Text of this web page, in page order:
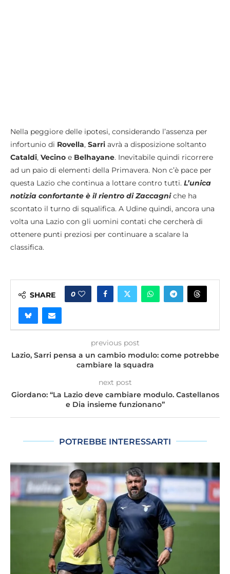
Nella peggiore delle ipotesi, considerando l’assenza per
infortunio di Rovella, Sarri avrà a disposizione soltanto
Cataldi, Vecino e Belhayane. Inevitabile quindi ricorrere
ad un paio di elementi della Primavera. Non c’è pace per
questa Lazio che continua a lottare contro tutti. L’unica
notizia confortante è il rientro di Zaccagniche ha
scontato il turno di squalifica. A Udine quindi, ancora una
volta una Lazio con gli uomini contati che cercherà di
ottenere punti preziosi per continuare a scalare la
classifica.
SHARE 0
previous post
Lazio, Sarri pensa a un cambio modulo: come potrebbe
cambiare la squadra
next post
Giordano: “La Lazio deve cambiare modulo. Castellanos
e Dia insieme funzionano”
POTREBBE INTERESSARTI